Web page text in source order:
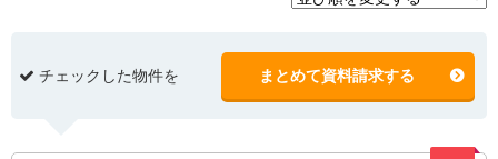
チェックした物件を まとめて資料請求する